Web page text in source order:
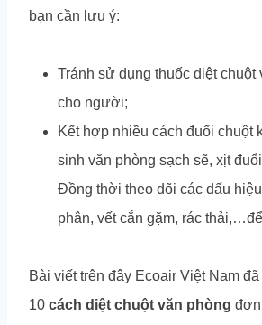
bạn cần lưu ý:
Tránh sử dụng thuốc diệt chuột
cho người;
Kết hợp nhiều cách đuổi chuột
sinh văn phòng sạch sẽ, xịt
Đồng thời theo dõi các dấu
phân, vết cắn gặm, rác
Bài viết trên đây Ecoair Việt Nam
10 cách diệt chuột văn phòng